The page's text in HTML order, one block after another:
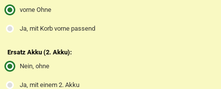
vorne Ohne
Ja, mit Korb vorne passend
Ersatz Akku (2. Akku):
Nein, ohne
Ja, mit einem 2. Akku